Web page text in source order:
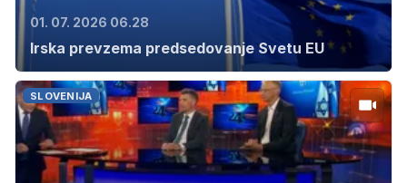
01. 07. 2026 06.28
Irska prevzema predsedovanje Svetu EU
SLOVENIJA